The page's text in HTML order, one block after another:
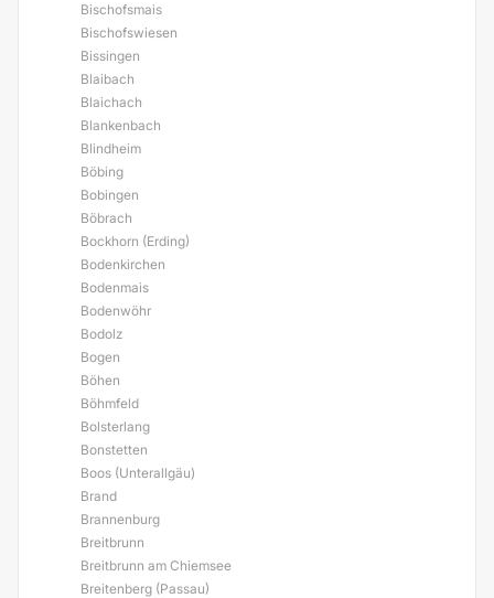
Bischofsmais
Bischofswiesen
Bissingen
Blaibach
Blaichach
Blankenbach
Blindheim
Böbing
Bobingen
Böbrach
Bockhorn (Erding)
Bodenkirchen
Bodenmais
Bodenwöhr
Bodolz
Bogen
Böhen
Böhmfeld
Bolsterlang
Bonstetten
Boos (Unterallgäu)
Brand
Brannenburg
Breitbrunn
Breitbrunn am Chiemsee
Breitenberg (Passau)